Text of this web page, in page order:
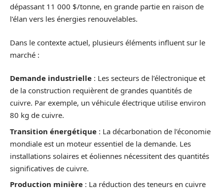
dépassant 11 000 $/tonne, en grande partie en raison de
l’élan vers les énergies renouvelables.
Dans le contexte actuel, plusieurs éléments influent sur le
marché :
Demande industrielle : Les secteurs de l’électronique et
de la construction requièrent de grandes quantités de
cuivre. Par exemple, un véhicule électrique utilise environ
80 kg de cuivre.
Transition énergétique : La décarbonation de l’économie
mondiale est un moteur essentiel de la demande. Les
installations solaires et éoliennes nécessitent des quantités
significatives de cuivre.
Production minière : La réduction des teneurs en cuivre